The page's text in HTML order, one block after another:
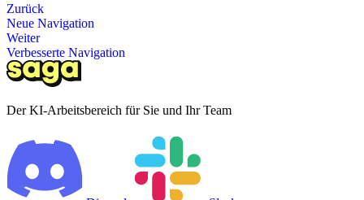
Zurück
Neue Navigation
Weiter
Verbesserte Navigation
Der KI-Arbeitsbereich für Sie und Ihr Team